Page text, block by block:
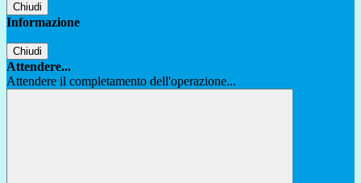
Chiudi
Informazione
Chiudi
Attendere...
Attendere il completamento dell'operazione...